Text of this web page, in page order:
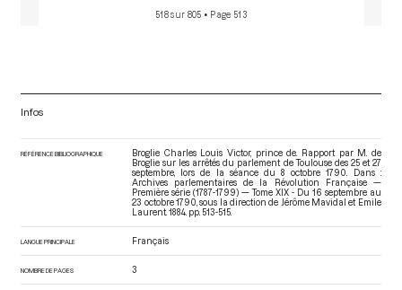
518 sur 805 • Page 513
Infos
RÉFÉRENCE BIBLIOGRAPHIQUE
Broglie Charles Louis Victor, prince de. Rapport par M. de
Broglie sur les arrêtés du parlement de Toulouse des 25 et 27
septembre, lors de la séance du 8 octobre 1790. Dans :
Archives parlementaires de la Révolution Française —
Première série (1787-1799) — Tome XIX - Du 16 septembre au
23 octobre 1790 , sous la direction de Jérôme Mavidal et Emile
Laurent. 1884. pp. 513-515.
LANGUE PRINCIPALE Français
NOMBRE DE PAGES 3